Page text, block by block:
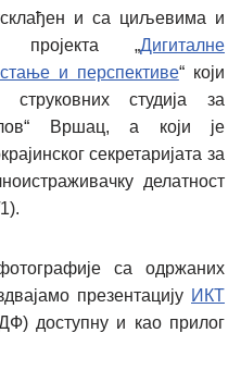
и са циљевима и
пројекта „Дигиталне
и перспективе“ који
студија за
Вршац, а који је
секретаријата за
делатност
са одржаних
презентацију ИКТ
доступну и као прилог